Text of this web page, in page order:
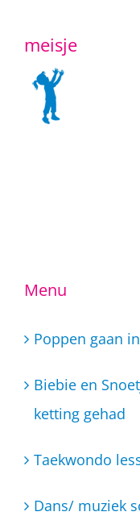
naar
inhoud
meisje
Menu
Poppen gaan
Biebie en
ketting gehad
Taekwondo
Dans/ muziek